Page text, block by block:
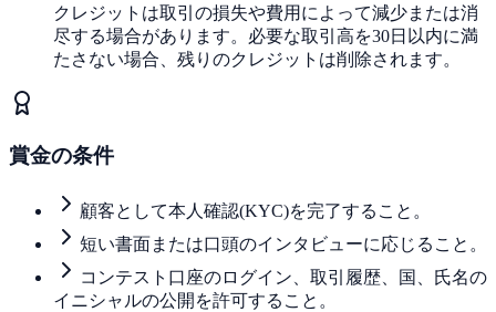
クレジットは取引の損失や費用によって減少または消
尽する場合があります。必要な取引高を30日以内に満
たさない場合、残りのクレジットは削除されます。
賞金の条件
顧客として本人確認(KYC)を完了すること。
短い書面または口頭のインタビューに応じること。
コンテスト口座のログイン、取引履歴、国、氏名の
イニシャルの公開を許可すること。